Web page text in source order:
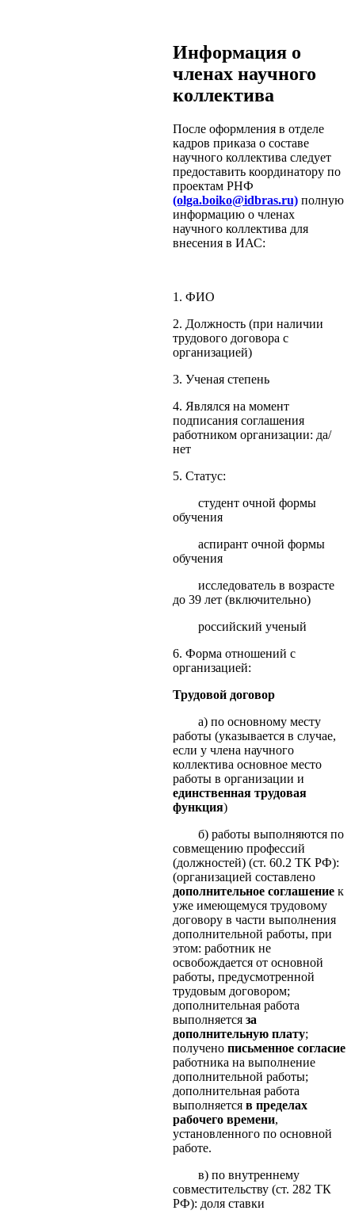
Информация о
членах научного
коллектива
После оформления в отделе
кадров приказа о составе
научного коллектива следует
предоставить координатору по
проектам РНФ
(olga.boiko@idbras.ru) полную
информацию о членах
научного коллектива для
внесения в ИАС:
1. ФИО
2. Должность (при наличии
трудового договора с
организацией)
3. Ученая степень
4. Являлся на момент
подписания соглашения
работником организации: да/
нет
5. Статус:
студент очной формы
обучения
аспирант очной формы
обучения
исследователь в возрасте
до 39 лет (включительно)
российский ученый
6. Форма отношений с
организацией:
Трудовой договор
а) по основному месту
работы (указывается в случае,
если у члена научного
коллектива основное место
работы в организации и
единственная трудовая
функция)
б) работы выполняются по
совмещению профессий
(должностей) (ст. 60.2 ТК РФ):
(организацией составлено
дополнительное соглашение к
уже имеющемуся трудовому
договору в части выполнения
дополнительной работы, при
этом: работник не
освобождается от основной
работы, предусмотренной
трудовым договором;
дополнительная работа
выполняется за
дополнительную плату;
получено письменное согласие
работника на выполнение
дополнительной работы;
дополнительная работа
выполняется в пределах
рабочего времени,
установленного по основной
работе.
в) по внутреннему
совместительству (ст. 282 ТК
РФ): доля ставки